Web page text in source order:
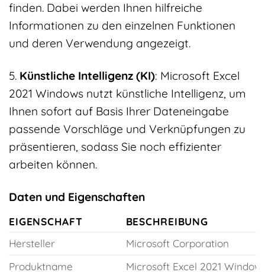
finden. Dabei werden Ihnen hilfreiche
Informationen zu den einzelnen Funktionen
und deren Verwendung angezeigt.
5. Künstliche Intelligenz (KI): Microsoft Excel
2021 Windows nutzt künstliche Intelligenz, um
Ihnen sofort auf Basis Ihrer Dateneingabe
passende Vorschläge und Verknüpfungen zu
präsentieren, sodass Sie noch effizienter
arbeiten können.
Daten und Eigenschaften
EIGENSCHAFT
BESCHREIBUNG
Hersteller
Microsoft Corporation
Produktname
Microsoft Excel 2021